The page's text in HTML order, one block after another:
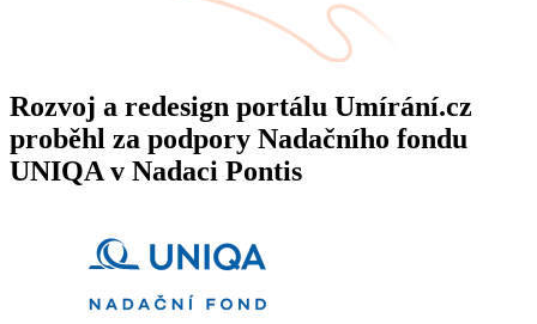
Rozvoj a redesign portálu Umírání.cz
proběhl za podpory Nadačního fondu
UNIQA v Nadaci Pontis